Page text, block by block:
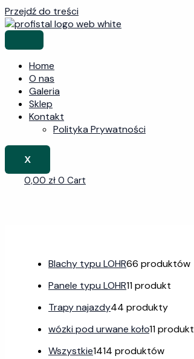
Przejdź do treści
Home
O nas
Galeria
Sklep
Kontakt
Polityka Prywatności
X
0,00 zł 0 Cart
Blachy typu LOHR66 produktów
Panele typu LOHR11 produkt
Trapy najazdy44 produkty
wózki pod urwane koło11 produkt
Wszystkie1414 produktów